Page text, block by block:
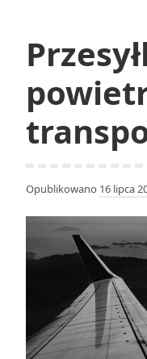
Opublikowano 16 lipca